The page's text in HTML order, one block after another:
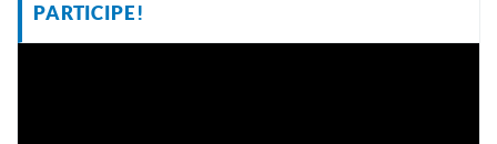
PARTICIPE!